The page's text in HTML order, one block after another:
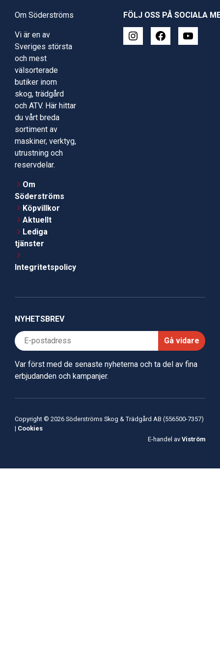
Om Söderströms
Vi är en av
Sveriges största
och mest
välsorterade
butiker inom
skog, trädgård
och ATV. Här hittar
du vårt breda
sortiment av
maskiner, verktyg,
utrustning och
reservdelar.
Om
Söderströms
Köpvillkor
Aktuellt
Lediga
tjänster
Integritetspolicy
FÖLJ OSS PÅ SOCIALA
NYHETSBREV
Gå vidare
Var först med de senaste nyheterna och ta del av fina
erbjudanden och kampanjer.
Copyright © 2026 Söderströms Skog & Trädgård AB (556500-7357)
| Cookies
E-handel av Viström